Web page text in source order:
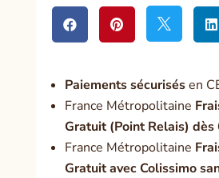
   
Paiements sécurisésen
France Métropolitaine
Gratuit (Point Relais) dès
France Métropolitaine
Gratuit avec Colissimo